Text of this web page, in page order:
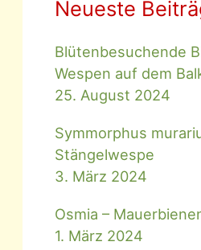
Neueste
Blütenbesuchende
Wespen auf dem
25. August 2024
Symmorphus
Stängelwespe
3. März 2024
Osmia –
1. März 2024